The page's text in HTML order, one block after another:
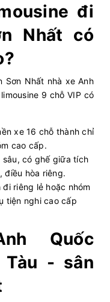
Chọn mua
bay Tân Sơn Nhất
Chọn mua
(2 giờ 55 phút)
bay Tân Sơn Nhất
Chọn mua
đi
Nhất có
Sơn Nhất nhà xe Anh
9 chỗ VIP có
xe 16 chỗ thành chỉ
cao cấp.
sâu, có ghế giữa tích
điều hòa riêng.
riêng lẻ hoặc nhóm
tiện nghi cao cấp
Quốc
Tàu - sân